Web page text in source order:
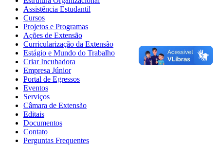
Assistência Estudantil
Cursos
Projetos e Programas
Ações de Extensão
Curricularização da Extensão
Estágio e Mundo do Trabalho
Criar Incubadora
Empresa Júnior
Portal de Egressos
Eventos
Serviços
Câmara de Extensão
Editais
Documentos
Contato
Perguntas Frequentes